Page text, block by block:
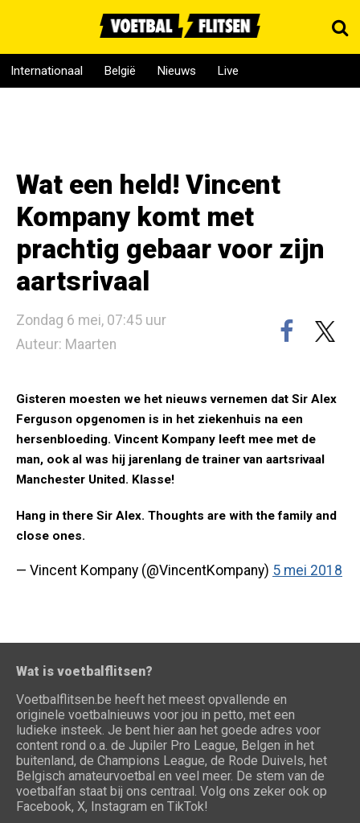
Internationaal België Nieuws Live
Wat een held! Vincent
Kompany komt met
prachtig gebaar voor zijn
aartsrivaal
Zondag 6 mei, 07:45 uur
Auteur: Maarten
Gisteren moesten we het nieuws vernemen dat Sir Alex
Ferguson opgenomen is in het ziekenhuis na een
hersenbloeding. Vincent Kompany leeft mee met de
man, ook al was hij jarenlang de trainer van aartsrivaal
Manchester United. Klasse!
Hang in there Sir Alex. Thoughts are with the family and
close ones.
— Vincent Kompany (@VincentKompany) 5 mei 2018
Wat is voetbalflitsen?
Voetbalflitsen.be heeft het meest opvallende en
originele voetbalnieuws voor jou in petto, met een
ludieke insteek. Je bent hier aan het goede adres voor
content rond o.a. de Jupiler Pro League, Belgen in het
buitenland, de Champions League, de Rode Duivels, het
Belgisch amateurvoetbal en veel meer. De stem van de
voetbalfan staat bij ons centraal. Volg ons zeker ook op
Facebook, X, Instagram en TikTok!